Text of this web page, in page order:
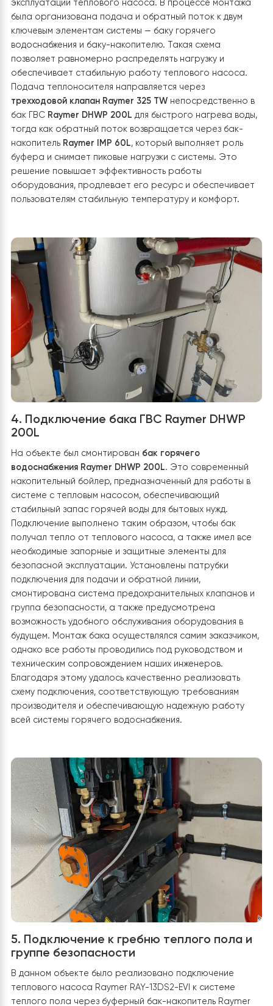
3. Установка гидромодуля RAY-13DS2-
Поскольку котельная в этом доме имеет
площадь, особое внимание уделили установке
гидромодуля. Его размещали максимально
учетом подключения к бакам и другим элементам
системы. При расчете схемы установки вместе с
контроля работы оборудования. Благодаря такому
решению удалось эффективно использовать
пространство котельной и создать удобные условия
эксплуатации теплового насоса. В процессе
была организована подача и обратный поток к двум
ключевым элементам системы — баку горячего
водоснабжения и баку-накопителю. Такая схема
позволяет равномерно распределять нагрузку и
обеспечивает стабильную работу теплового
Подача теплоносителя направляется через
бак ГВСRaymer DHWP 200Lдля быстрого нагрева
тогда как обратный поток возвращается через бак-
накопительRaymer IMP 60L, который выполняет роль
буфера и снимает пиковые нагрузки с системы. Это
решение повышает эффективность работы
оборудования, продлевает его ресурс и
пользователям стабильную температуру и комфорт.
4. Подключение бака ГВС Raymer DHWP
200L
На объекте был смонтированбак горячего
водоснабжения Raymer DHWP 200L . Это
накопительный бойлер, предназначенный для работы
системе с тепловым насосом, обеспечивающий
стабильный запас горячей воды для бытовых нужд.
Подключение выполнено таким образом, чтобы бак
получал тепло от теплового насоса, а также имел
необходимые запорные и защитные элементы для
безопасной эксплуатации. Установлены патрубки
подключения для подачи и обратной линии,
смонтирована система предохранительных
группа безопасности, а также предусмотрена
возможность удобного обслуживания оборудования в
будущем. Монтаж бака осуществлялся самим